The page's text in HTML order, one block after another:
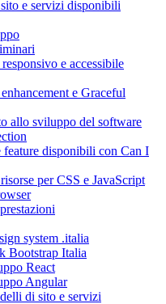
e servizi disponibili
e accessibile
e Graceful
allo sviluppo del software
feature disponibili con Can I
per CSS e JavaScript
system .italia
Bootstrap Italia
React
Angular
di sito e servizi